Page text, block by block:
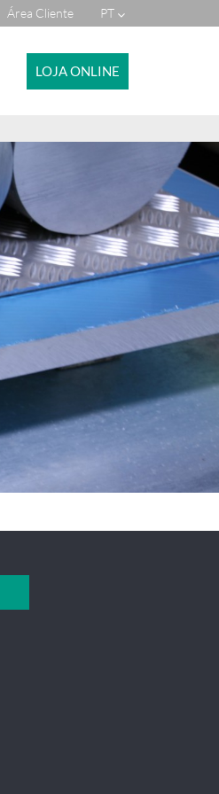
PT
Área Cliente
LOJA ONLINE